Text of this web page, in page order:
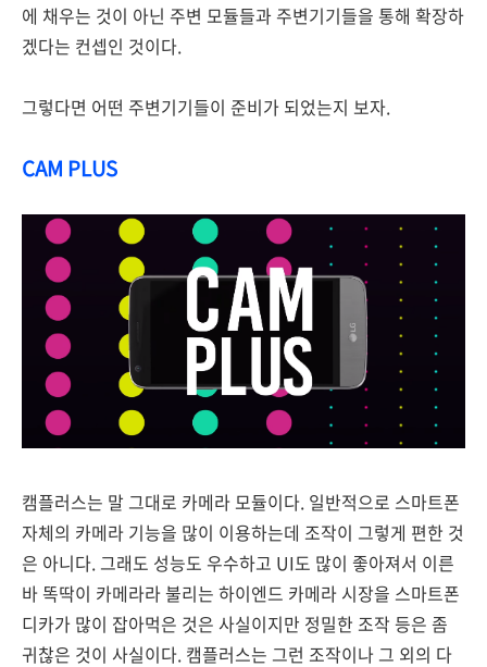
에 채우는 것이 아닌 주변 모듈들과 주변기기들을 통해 확장하
겠다는 컨셉인 것이다.
그렇다면 어떤 주변기기들이 준비가 되었는지 보자.
CAM PLUS
캠플러스는 말 그대로 카메라 모듈이다. 일반적으로 스마트폰
자체의 카메라 기능을 많이 이용하는데 조작이 그렇게 편한 것
은 아니다. 그래도 성능도 우수하고 UI도 많이 좋아져서 이른
바 똑딱이 카메라라 불리는 하이엔드 카메라 시장을 스마트폰
디카가 많이 잡아먹은 것은 사실이지만 정밀한 조작 등은 좀
귀찮은 것이 사실이다. 캠플러스는 그런 조작이나 그 외의 다